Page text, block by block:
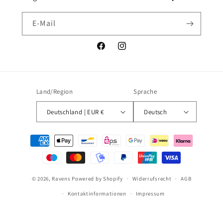
E-Mail
FacebookInstagram
Land/Region
Deutschland | EUR €
Sprache
Deutsch
Zahlungsmethoden
© 2026, Ravens Powered by Shopify Widerrufsrecht AGB
Kontaktinformationen Impressum